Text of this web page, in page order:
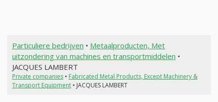
Particuliere bedrijven • Metaalproducten, Met
uitzondering van machines en transportmiddelen •
JACQUES LAMBERT
Private companies• Fabricated Metal Products, Except Machinery &
Transport Equipment• JACQUES LAMBERT